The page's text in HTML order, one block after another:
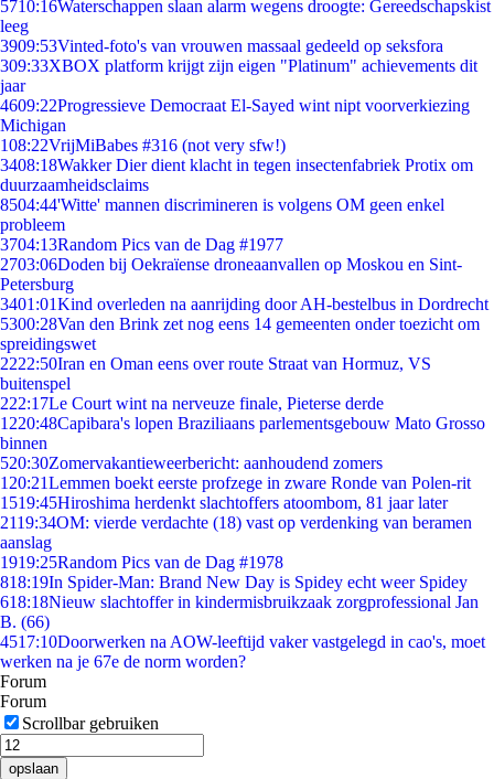
5710:16Waterschappen slaan alarm wegens droogte: Gereedschapskist
leeg
3909:53Vinted-foto's van vrouwen massaal gedeeld op seksfora
309:33XBOX platform krijgt zijn eigen "Platinum" achievements dit
jaar
4609:22Progressieve Democraat El-Sayed wint nipt voorverkiezing
Michigan
108:22VrijMiBabes #316 (not very sfw!)
3408:18Wakker Dier dient klacht in tegen insectenfabriek Protix om
duurzaamheidsclaims
8504:44'Witte' mannen discrimineren is volgens OM geen enkel
probleem
3704:13Random Pics van de Dag #1977
2703:06Doden bij Oekraïense droneaanvallen op Moskou en Sint-
Petersburg
3401:01Kind overleden na aanrijding door AH-bestelbus in Dordrecht
5300:28Van den Brink zet nog eens 14 gemeenten onder toezicht om
spreidingswet
2222:50Iran en Oman eens over route Straat van Hormuz, VS
buitenspel
222:17Le Court wint na nerveuze finale, Pieterse derde
1220:48Capibara's lopen Braziliaans parlementsgebouw Mato Grosso
binnen
520:30Zomervakantieweerbericht: aanhoudend zomers
1 20:21Lemmen boekt eerste profzege in zware Ronde van Polen-rit
1519:45Hiroshima herdenkt slachtoffers atoombom, 81 jaar later
2119:34OM: vierde verdachte (18) vast op verdenking van beramen
aanslag
1919:25Random Pics van de Dag #1978
818:19In Spider-Man: Brand New Day is Spidey echt weer Spidey
618:18Nieuw slachtoffer in kindermisbruikzaak zorgprofessional Jan
B. (66)
4517:10Doorwerken na AOW-leeftijd vaker vastgelegd in cao's, moet
werken na je 67e de norm worden?
Forum
Forum
Scrollbar gebruiken
opslaan